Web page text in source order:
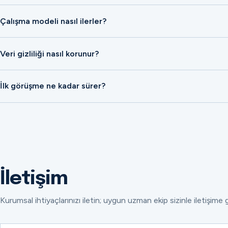
Çalışma modeli nasıl ilerler?
Veri gizliliği nasıl korunur?
İlk görüşme ne kadar sürer?
İletişim
Kurumsal ihtiyaçlarınızı iletin; uygun uzman ekip sizinle iletişime